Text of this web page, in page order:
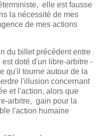
elle est fausse
la nécessité de mes
de mes actions
du billet précédent entre
doté d'un libre-arbitre -
qu'il tourne autour de la
l'illusion concernant
et l'action, alors que
arbitre, gain pour la
l'action humaine